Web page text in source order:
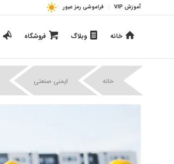
آموزش VIP فراموشی رمز عبور
خانه وبلاگ فروشگاه
خانه ایمنی صنعتی